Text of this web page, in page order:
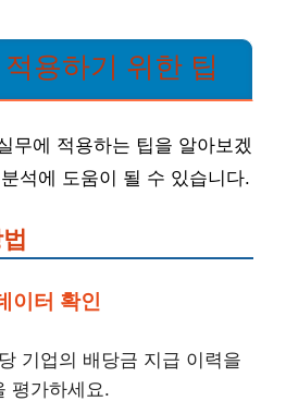
용하기 위한 팁
무에 적용하는 팁을 알아보겠
석에 도움이 될 수 있습니다.
이터 확인
기업의 배당금 지급 이력을
평가하세요.